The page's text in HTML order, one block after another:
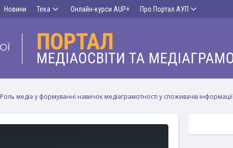
Новини Тека Онлайн-курси AUP+ Про Портал АУП
Роль медіа у формуванні навичок медіаграмотності у споживачів інформації